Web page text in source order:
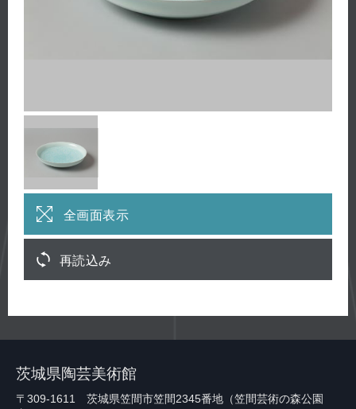
全画面表示
再読込み
茨城県陶芸美術館
〒309-1611 茨城県笠間市笠間2345番地（笠間芸術の森公園